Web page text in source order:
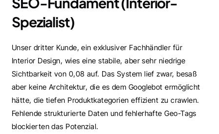
Spezialist)
Unser dritter Kunde, ein exklusiver Fachhändler für
Interior Design, wies eine stabile, aber sehr niedrige
Sichtbarkeit von 0,08 auf. Das System lief zwar, besaß
aber keine Architektur, die es dem Googlebot ermöglicht
hätte, die tiefen Produktkategorien effizient zu crawlen.
Fehlende strukturierte Daten und fehlerhafte Geo-Tags
blockierten das Potenzial.